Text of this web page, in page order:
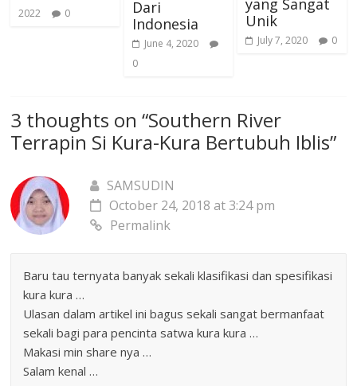
2022
0
Dari
Indonesia
June 4, 2020
0
yang Sangat
Unik
July 7, 2020 0
3 thoughts on “Southern River
Terrapin Si Kura-Kura Bertubuh Iblis”
SAMSUDIN
October 24, 2018 at 3:24 pm
Permalink
Baru tau ternyata banyak sekali klasifikasi dan spesifikasi
kura kura …
Ulasan dalam artikel ini bagus sekali sangat bermanfaat
sekali bagi para pencinta satwa kura kura …
Makasi min share nya …
Salam kenal …